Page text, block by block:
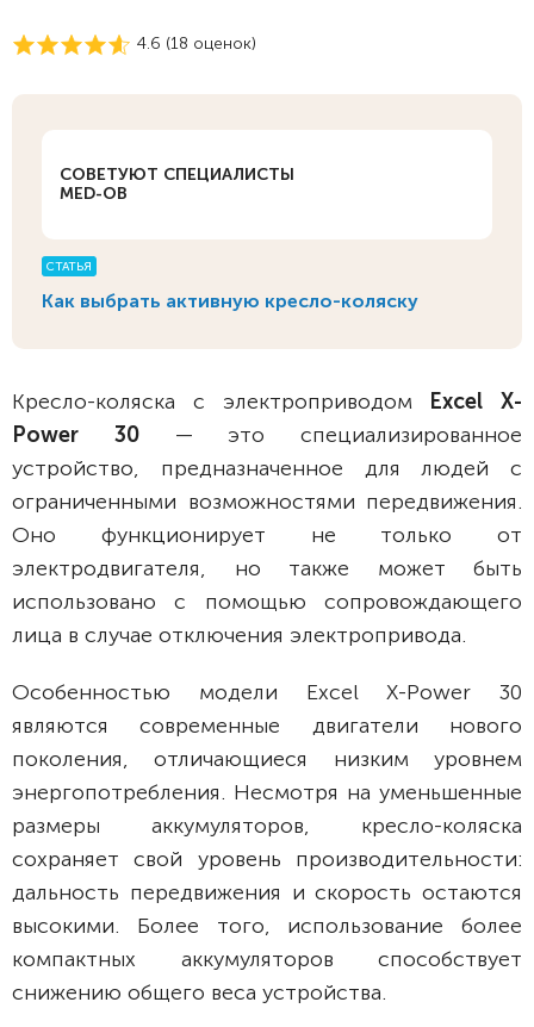
4.6 (18 оценок)
СОВЕТУЮТ СПЕЦИАЛИСТЫ
MED-OB
СТАТЬЯ
Как выбрать активную кресло-коляску
Кресло-коляска с электроприводом
Excel X-
Power 30 — это специализированное
устройство, предназначенное для людей с
ограниченными возможностями передвижения.
Оно функционирует не только от
электродвигателя, но также может быть
использовано с помощью сопровождающего
лица в случае отключения электропривода.
Особенностью модели Excel X-Power 30
являются современные двигатели нового
поколения, отличающиеся низким уровнем
энергопотребления. Несмотря на уменьшенные
размеры аккумуляторов, кресло-коляска
сохраняет свой уровень производительности:
дальность передвижения и скорость остаются
высокими. Более того, использование более
компактных аккумуляторов способствует
снижению общего веса устройства.